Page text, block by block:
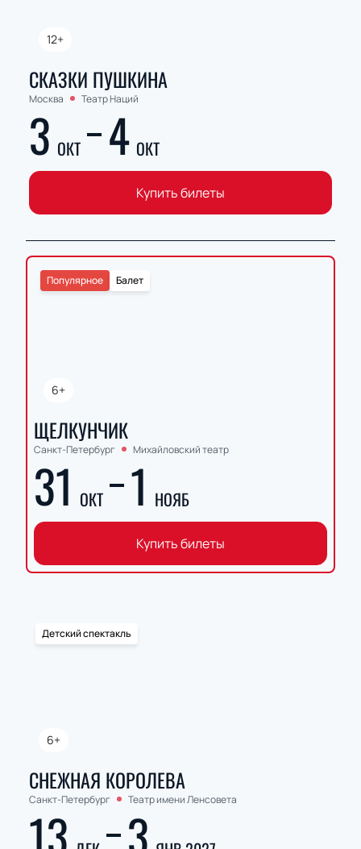
12+
СКАЗКИ ПУШКИНА
Москва Театр Наций
3 ОКТ 4 ОКТ
Купить билеты
6+
Балет
Популярное
ЩЕЛКУНЧИК
Санкт-Петербург Михайловский театр
31 ОКТ 1 НОЯБ
Купить билеты
6+
Детский спектакль
СНЕЖНАЯ КОРОЛЕВА
Санкт-Петербург Театр имени Ленсовета
13 3